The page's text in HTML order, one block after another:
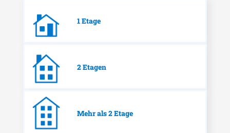
1 Etage
2 Etagen
Mehr als 2 Etage